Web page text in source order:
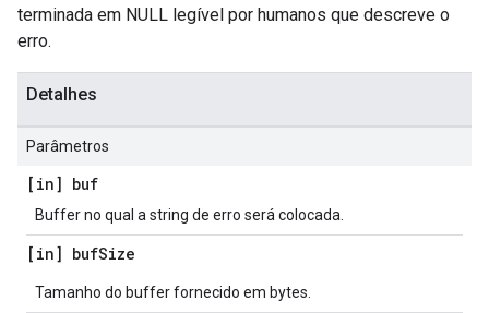
terminada em NULL legível por humanos que descreve o
erro.
Detalhes
Parâmetros
[in] buf
Buffer no qual a string de erro será colocada.
[in] bufSize
Tamanho do buffer fornecido em bytes.